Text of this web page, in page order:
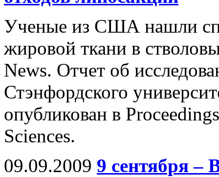
Ученые из США нашли
жировой ткани в
News. Отчет об
Стэнфордского
опубликован в
Sciences.
09.09.2009 9 сентября –